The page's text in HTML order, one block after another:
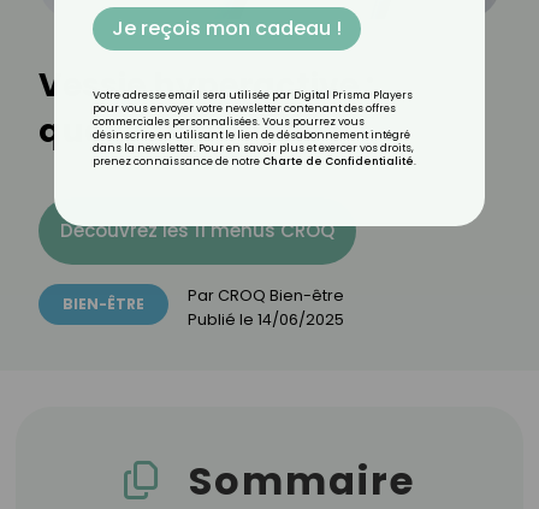
Vessie hyperactive :
quelles solutions ?
Découvrez les 11 menus CROQ
BIEN-ÊTRE Par CROQ Bien-être
Publié le 14/06/2025
Sommaire
Je reçois mon cadeau !
Votre adresse email sera utilisée par Digital Prisma Players
pour vous envoyer votre newsletter contenant des offres
commerciales personnalisées. Vous pourrez vous
désinscrire en utilisant le lien de désabonnement intégré
dans la newsletter. Pour en savoir plus et exercer vos droits,
prenez connaissance de notre Charte de Confidentialité.